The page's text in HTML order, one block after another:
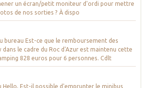
un écran/petit moniteur d'ordi pour mettre
de nos sorties ? À dispo
bureau Est-ce que le remboursement des
dans le cadre du Roc d'Azur est maintenu cette
828 euros pour 6 personnes. Cdlt
Hello, Est-il possible d'emprunter le minibus